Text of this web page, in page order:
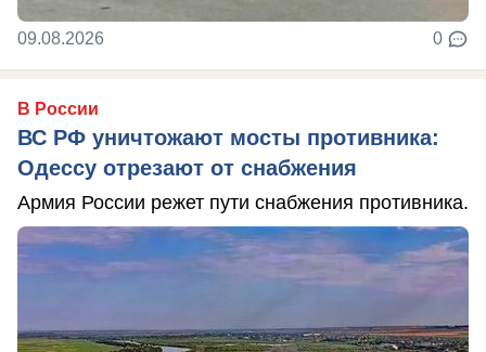
09.08.2026 0
В России
ВС РФ уничтожают мосты противника:
Одессу отрезают от снабжения
Армия России режет пути снабжения противника.